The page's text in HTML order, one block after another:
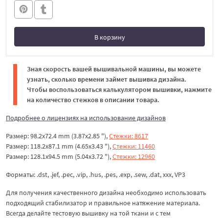
В корзину
В корзине
Зная скорость вашей вышивальной машины, вы можете
узнать, сколько времени займет вышивка дизайна.
Чтобы воспользоваться калькулятором вышивки, нажмите
на количество стежков в описании товара.
Подробнее о лицензиях на использование дизайнов
Размер: 98.2x72.4 mm (3.87x2.85 "),Стежки: 8617
Размер: 118.2x87.1 mm (4.65x3.43 "),Стежки: 11460
Размер: 128.1x94.5 mm (5.04x3.72 "),Стежки: 12960
Форматы: .dst, .jef, .pec, .vip, .hus, .pes, .exp, .sew, .dat, xxx, VP3
Для получения качественного дизайна необходимо использовать
подходящий стабилизатор и правильное натяжение материала.
Всегда делайте тестовую вышивку на той ткани и с тем